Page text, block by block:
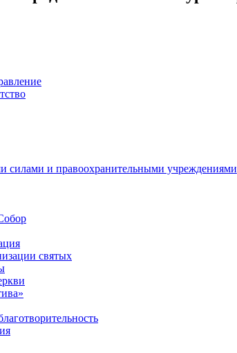
силами и правоохранительными учреждениями
святых